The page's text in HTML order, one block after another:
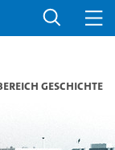
Geschichte